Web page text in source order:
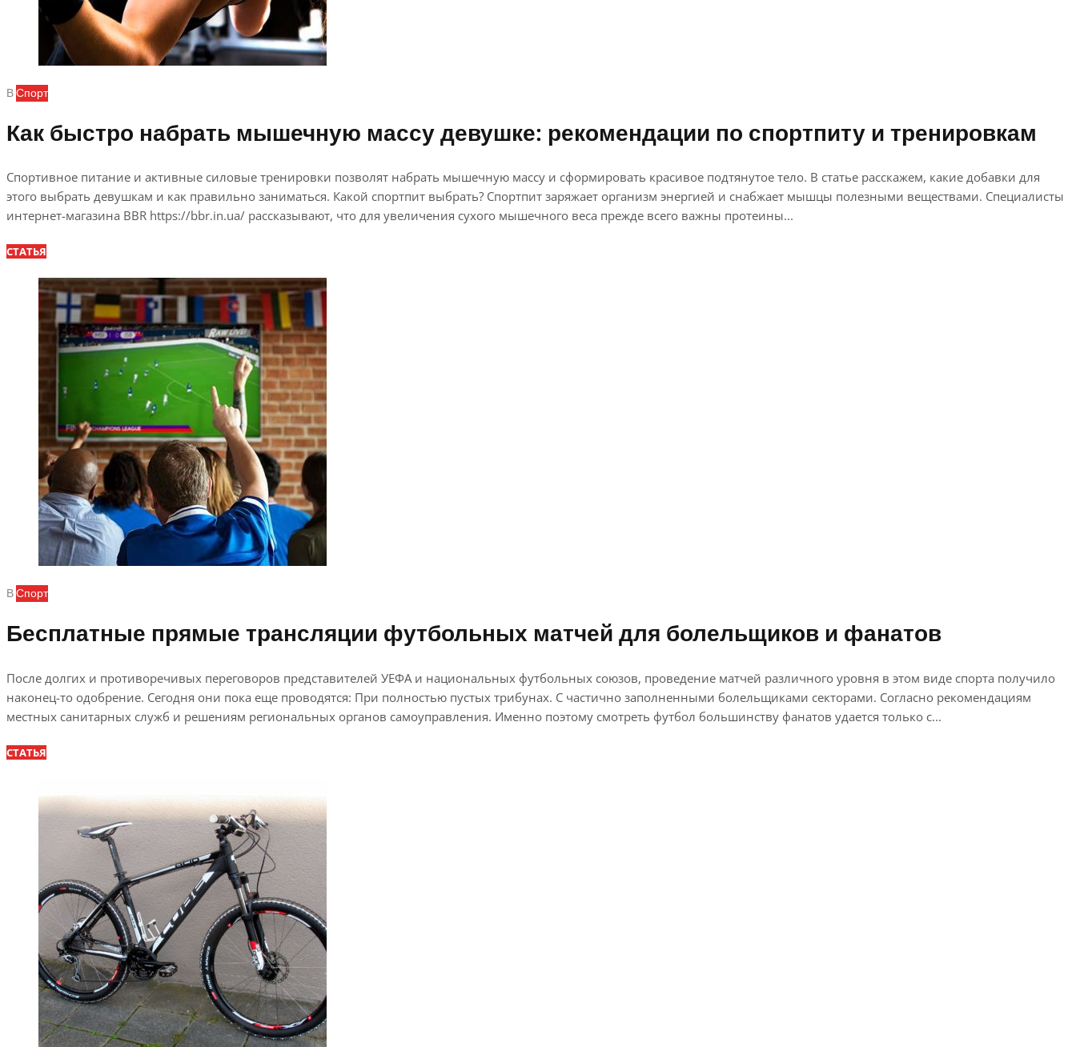
ВСпорт
Как быстро набрать мышечную массу девушке: рекомендации по спортпиту и тренировкам
Спортивное питание и активные силовые тренировки позволят набрать мышечную массу и сформировать красивое подтянутое тело. В статье расскажем, какие добавки для
этого выбрать девушкам и как правильно заниматься. Какой спортпит выбрать? Спортпит заряжает организм энергией и снабжает мышцы полезными веществами. Специалисты
интернет-магазина BBR https://bbr.in.ua/ рассказывают, что для увеличения сухого мышечного веса прежде всего важны протеины...
СТАТЬЯ
ВСпорт
Бесплатные прямые трансляции футбольных матчей для болельщиков и фанатов
После долгих и противоречивых переговоров представителей УЕФА и национальных футбольных союзов, проведение матчей различного уровня в этом виде спорта получило
наконец-то одобрение. Сегодня они пока еще проводятся: При полностью пустых трибунах. С частично заполненными болельщиками секторами. Согласно рекомендациям
местных санитарных служб и решениям региональных органов самоуправления. Именно поэтому смотреть футбол большинству фанатов удается только с...
СТАТЬЯ